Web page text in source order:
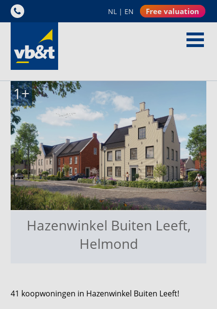
NL | EN Free valuation
1+
Hazenwinkel Buiten Leeft,
Helmond
41 koopwoningen in Hazenwinkel Buiten Leeft!